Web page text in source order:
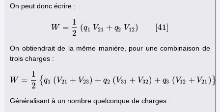
On peut donc écrire :
W =
1
2
(q1 V21 + q2 V12) [41
W= 12 ( q1 V 21+q2 V12
On obtiendrait de la même manière, pour une combinaison de
trois charges :
W =
1
2
{q1 (V21 + V23) + q2 (V31 + V32) + q3 (V12 + V21 ) }
W= 1 2 {q 1 ( V21+ V23)+ q 2 (V 31 +V32 +q 3 ( V 12+ V21)}[42]
Généralisant à un nombre quelconque de charges :